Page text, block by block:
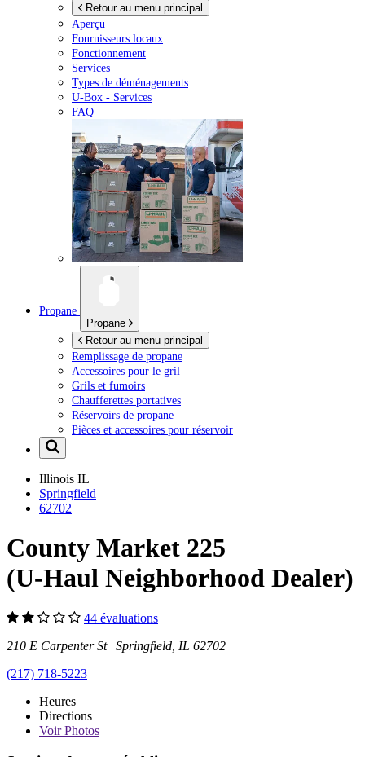
Retour au menu principal
Aperçu
Fournisseurs locaux
Fonctionnement
Services
Types de déménagements
U-Box - Services
FAQ
Propane
Propane
Retour au menu principal
Remplissage de propane
Accessoires pour le gril
Grils et fumoirs
Chaufferettes portatives
Réservoirs de propane
Pièces et accessoires pour réservoir
Illinois IL
Springfield
62702
County Market 225
(U-Haul Neighborhood Dealer)
44 évaluations
210 E Carpenter St Springfield, IL 62702
(217) 718-5223
Heures
Directions
VoirPhotos